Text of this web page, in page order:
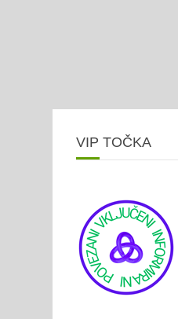
VIP TOČKA